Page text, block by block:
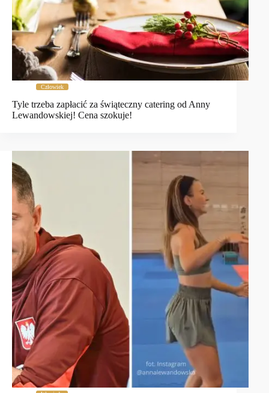
Człowiek
Tyle trzeba zapłacić za świąteczny catering od Anny
Lewandowskiej! Cena szokuje!